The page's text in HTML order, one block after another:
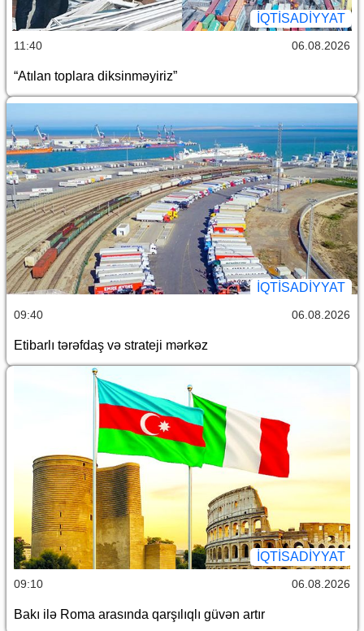
İQTİSADİYYAT
11:40 06.08.2026
“Atılan toplara diksinməyiriz”
İQTİSADİYYAT
09:40 06.08.2026
Etibarlı tərəfdaş və strateji mərkəz
İQTİSADİYYAT
09:10 06.08.2026
Bakı ilə Roma arasında qarşılıqlı güvən artır